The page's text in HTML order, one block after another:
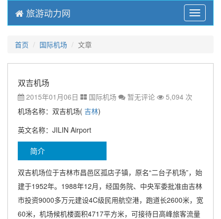
Menu
旅游动力网
首页 国际机场 文章
双吉机场
2015年01月06日 国际机场 暂无评论
5,094 次
机场名称：双吉机场( 吉林)
英文名称：JILIN Airport
简介
双吉机场位于吉林市昌邑区孤店子镇，原名“二台子机场”，始
建于1952年。1988年12月，经国务院、中央军委批准由吉林
市投资9000多万元建设4C级民用航空港，跑道长2600米，宽
60米，机场候机楼面积4717平方米，可接待日高峰旅客流量